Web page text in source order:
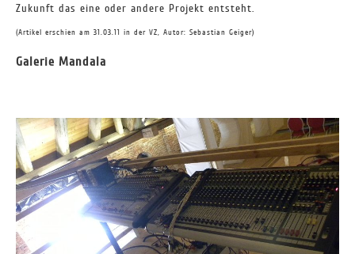
Zukunft das eine oder andere Projekt entsteht.
(Artikel erschien am 31.03.11 in der VZ, Autor: Sebastian Geiger)
Galerie Mandala